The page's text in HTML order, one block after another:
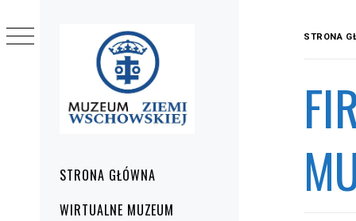
główneSTRONA GŁÓWNA
WIRTUALNE MUZEUM
STRONA